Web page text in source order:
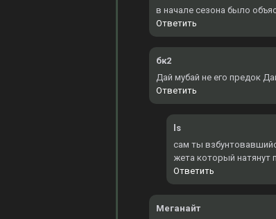
в начале сезона было
Ответить
бк2
Дай мубай не его предок
Ответить
ls
сам ты
жета который натянут
Ответить
Меганайт